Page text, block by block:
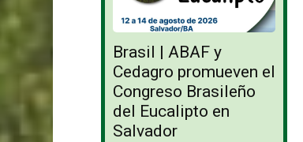
Brasil | ABAF y
Cedagro promueven el
Congreso Brasileño
del Eucalipto en
Salvador